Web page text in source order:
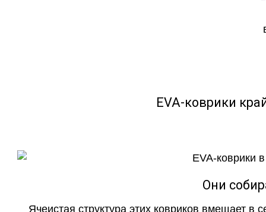
EVA-коврики
Они
Ячеистая структура этих ковриков вмещает в